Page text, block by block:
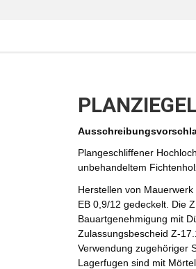
Plangeschliffener
unbehandeltem
Herstellen von
EB 0,9/12 gedeckelt. Die
Bauartgenehmigung mit
Zulassungsbescheid Z-
Verwendung zugehöriger
Lagerfugen sind mit